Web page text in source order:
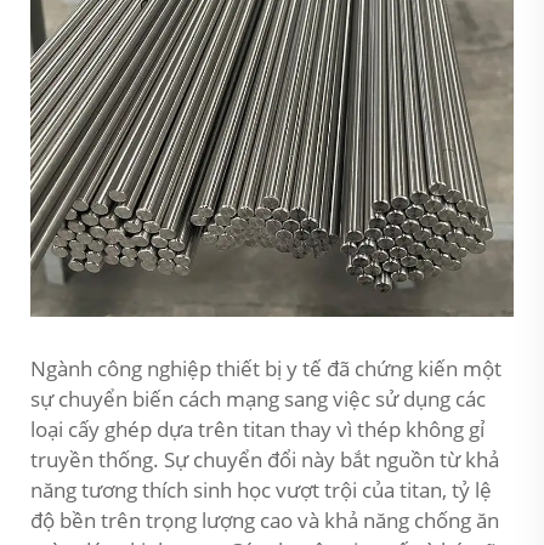
Ngành công nghiệp thiết bị y tế đã chứng kiến một
sự chuyển biến cách mạng sang việc sử dụng các
loại cấy ghép dựa trên titan thay vì thép không gỉ
truyền thống. Sự chuyển đổi này bắt nguồn từ khả
năng tương thích sinh học vượt trội của titan, tỷ lệ
độ bền trên trọng lượng cao và khả năng chống ăn